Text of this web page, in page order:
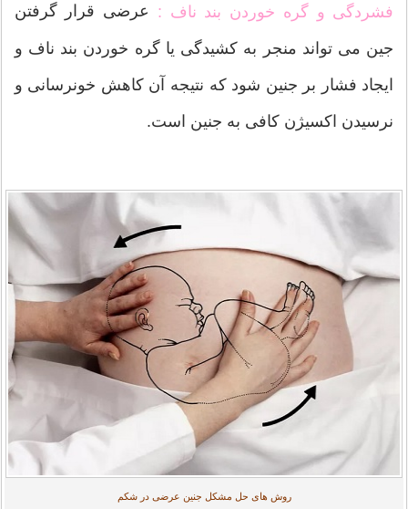
فشردگی و گره خوردن بند ناف : عرضی قرار گرفتن
جین می تواند منجر به کشیدگی یا گره خوردن بند ناف و
ایجاد فشار بر جنین شود که نتیجه آن کاهش خونرسانی و
نرسیدن اکسیژن کافی به جنین است.
روش های حل مشکل جنین عرضی در شکم